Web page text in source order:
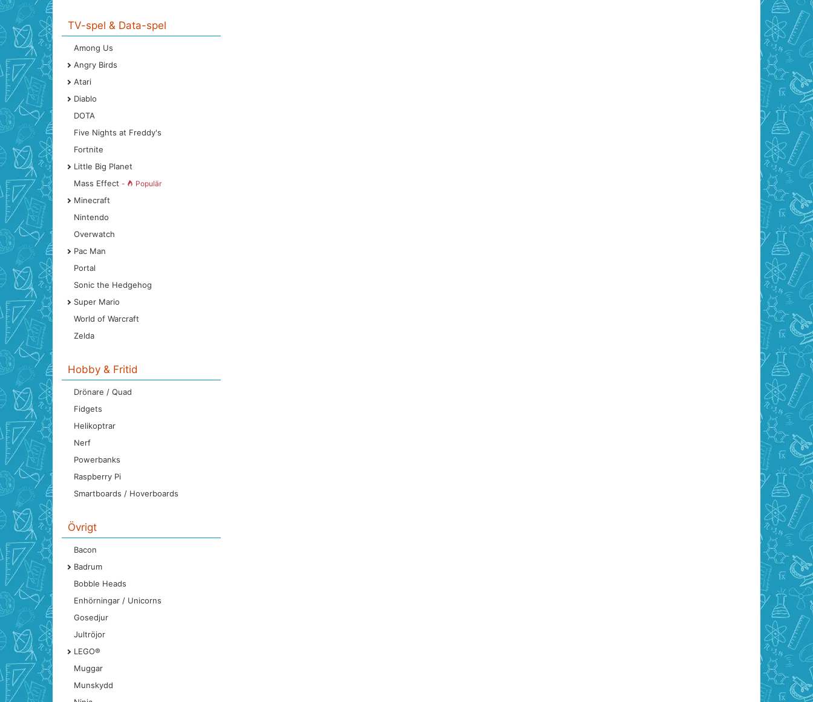
TV-spel & Data-spel
Among Us
Angry Birds
Atari
Diablo
DOTA
Five Nights at Freddy's
Fortnite
Little Big Planet
Mass Effect - Populär
Minecraft
Nintendo
Overwatch
Pac Man
Portal
Sonic the Hedgehog
Super Mario
World of Warcraft
Zelda
Hobby & Fritid
Drönare / Quad
Fidgets
Helikoptrar
Nerf
Powerbanks
Raspberry Pi
Smartboards / Hoverboards
Övrigt
Bacon
Badrum
Bobble Heads
Enhörningar / Unicorns
Gosedjur
Jultröjor
LEGO®
Muggar
Munskydd